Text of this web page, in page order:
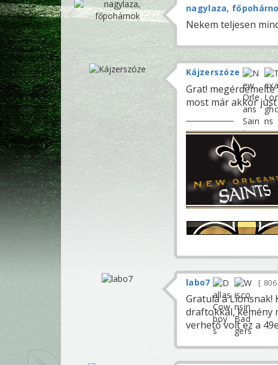
nagylaza,
Nekem teljesen
Kájzerszóze
Grat! megérdemelte
most már akkor just
labo7 806
Gratula a Lionsnak!
draftokkal, kemény
verhető volt ez a